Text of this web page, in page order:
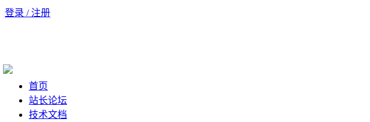
登录 / 注册
首页
站长论坛
技术文档